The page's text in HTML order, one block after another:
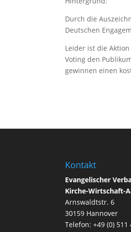
Durch die
Deut­schen
Leider ist die
Voting den
gewinnen einen
Kontakt
Evan­ge­li­scher
Kirche-Wirt­schaft-
Arns­waldt­str. 6
30159 Hannover
Telefon: +49 (0) 511